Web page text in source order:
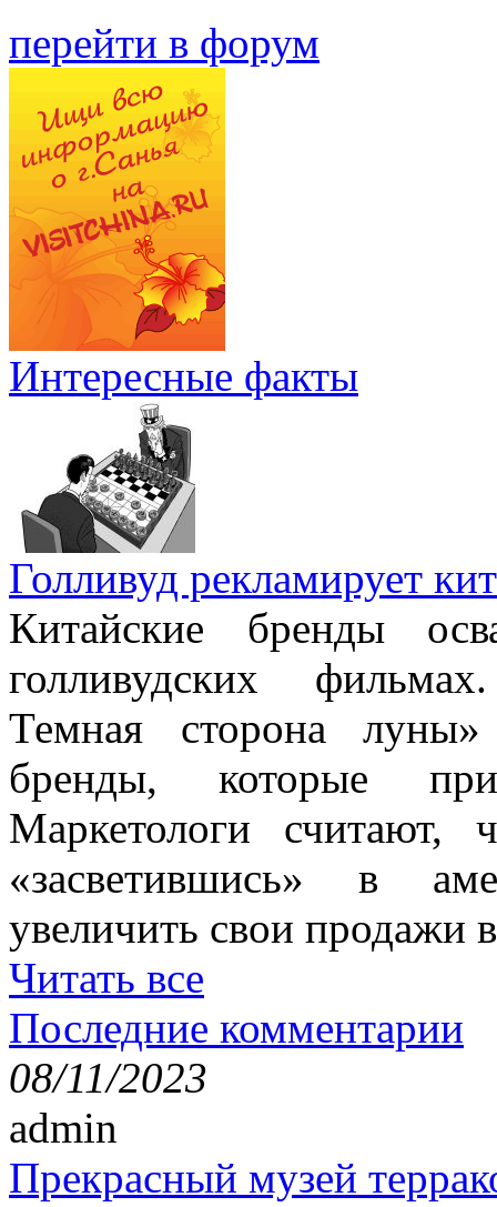
перейти в форум
Интересные факты
Голливуд рекламирует
Китайские бренды
голливудских
Темная сторона луны»
бренды, которые
Маркетологи считают,
«засветившись» в
увеличить свои продажи
Читать все
Последние комментарии
08/11/2023
admin
Прекрасный музей